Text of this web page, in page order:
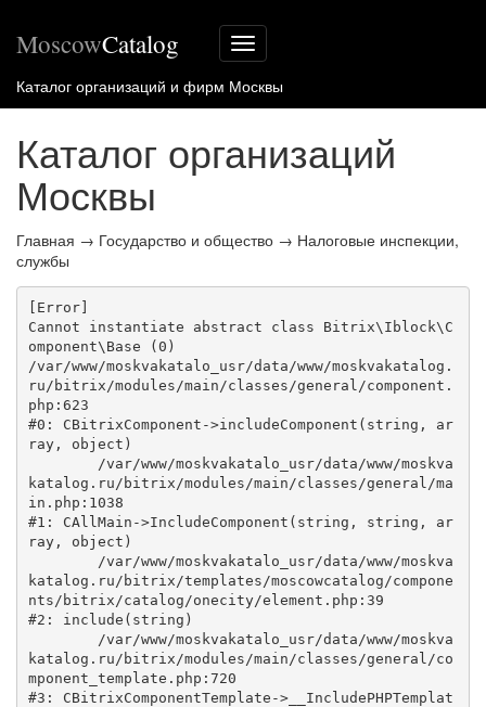
Меню
сайта
MoscowCatalog
Каталог организаций и фирм Москвы
Каталог организаций
Москвы
Главная → Государство и общество → Налоговые инспекции,
службы
[Error]
Cannot instantiate abstract class Bitrix\Iblock\C
omponent\Base (0)
/var/www/moskvakatalo_usr/data/www/moskvakatalog.
ru/bitrix/modules/main/classes/general/component.
php:623
#0: CBitrixComponent->includeComponent(string, ar
ray, object)
katalog.ru/bitrix/modules/main/classes/general/ma
in.php:1038
#1: CAllMain->IncludeComponent(string, string, ar
ray, object)
katalog.ru/bitrix/templates/moscowcatalog/compone
nts/bitrix/catalog/onecity/element.php:39
#2: include(string)
katalog.ru/bitrix/modules/main/classes/general/co
mponent_template.php:720
#3: CBitrixComponentTemplate->__IncludePHPTemplat